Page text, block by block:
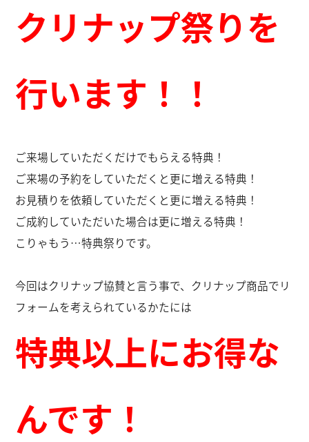
クリナップ祭りを
行います！！
ご来場していただくだけでもらえる特典！
ご来場の予約をしていただくと更に増える特典！
お見積りを依頼していただくと更に増える特典！
ご成約していただいた場合は更に増える特典！
こりゃもう…特典祭りです。
今回はクリナップ協賛と言う事で、クリナップ商品でリ
フォームを考えられているかたには
特典以上にお得な
んです！